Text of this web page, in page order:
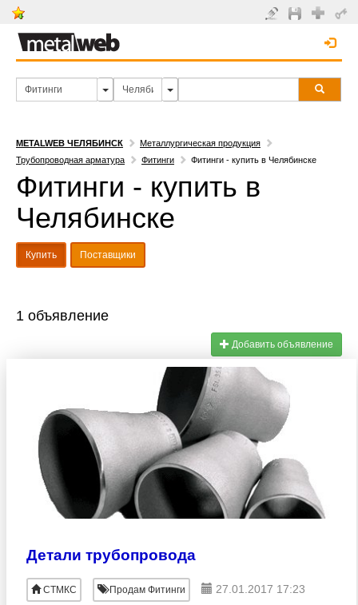
METALWEB ЧЕЛЯБИНСК
Металлургическая продукция
Трубопроводная арматура
Фитинги Фитинги - купить в Челябинске
Фитинги - купить в
Челябинске
Купить Поставщики
1 объявление
Добавить объявление
Детали трубопровода
СТМКС Продам Фитинги
27.01.2017 17:23